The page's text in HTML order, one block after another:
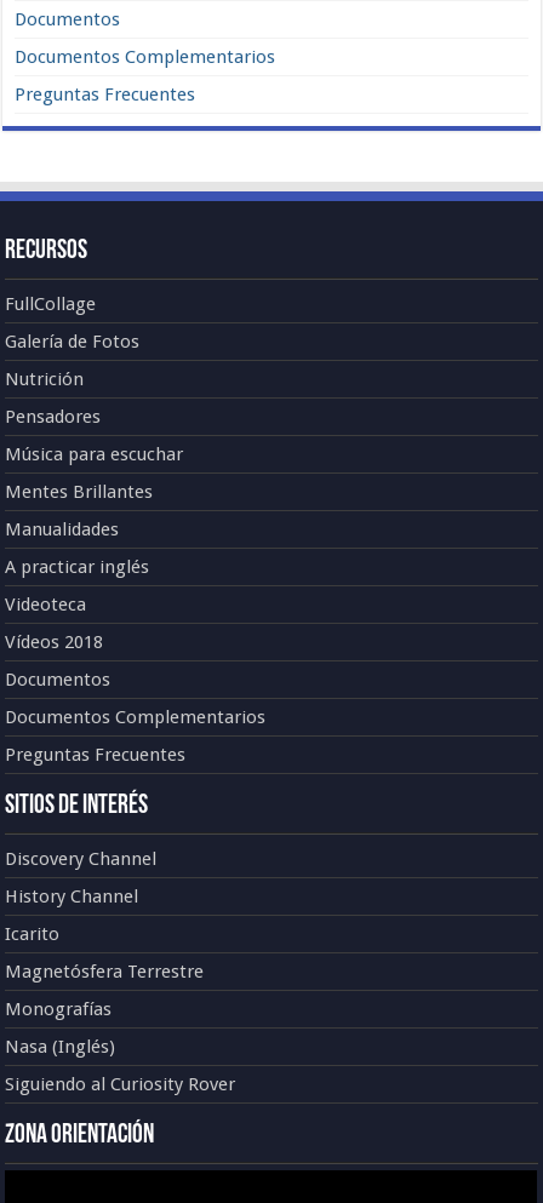
Documentos
Documentos Complementarios
Preguntas Frecuentes
Recursos
FullCollage
Galería de Fotos
Nutrición
Pensadores
Música para escuchar
Mentes Brillantes
Manualidades
A practicar inglés
Videoteca
Vídeos 2018
Documentos
Documentos Complementarios
Preguntas Frecuentes
Sitios de Interés
Discovery Channel
History Channel
Icarito
Magnetósfera Terrestre
Monografías
Nasa (Inglés)
Siguiendo al Curiosity Rover
Zona Orientación